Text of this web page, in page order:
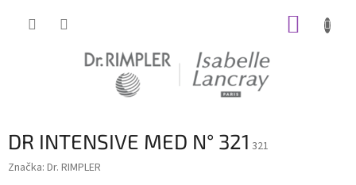
DR INTENSIVE MED N° 321 321
Značka: Dr. RIMPLER